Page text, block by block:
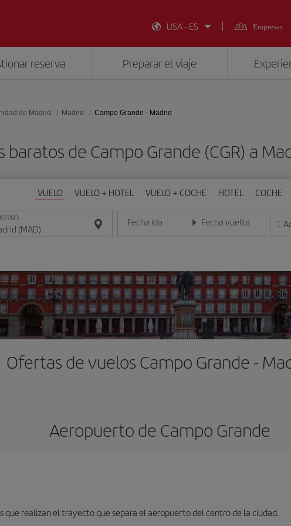
USA - ES
Empresas
reserva Preparar el viaje
de Madrid Madrid Campo Grande - Madrid
baratos de Campo Grande (CGR) a
VUELO VUELO + HOTEL VUELO + COCHE HOTEL COCHE
Fecha ida
Introduce la fecha en formato día/mes/año
Fecha vuelta
Introduce la fecha en 1
Ofertas de vuelos Campo Grande -
Aeropuerto de Campo Grande
que realizan el trayecto que separa el aeropuerto del centro de la ciudad.